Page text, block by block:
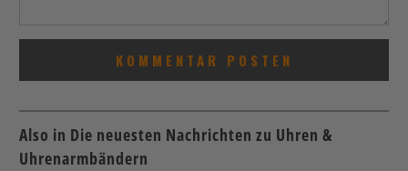
Also in Die neuesten Nachrichten zu Uhren &
Uhrenarmbändern